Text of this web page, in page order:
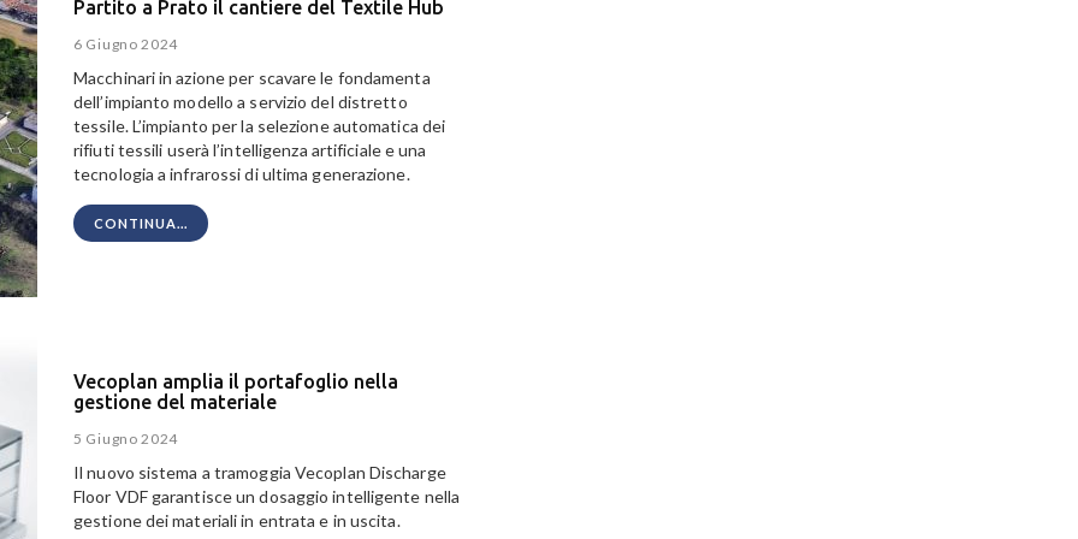
Partito a Prato il cantiere del Textile Hub
6 Giugno 2024
Macchinari in azione per scavare le fondamenta
dell’impianto modello a servizio del distretto
tessile. L’impianto per la selezione automatica dei
rifiuti tessili userà l’intelligenza artificiale e una
tecnologia a infrarossi di ultima generazione.
CONTINUA...
Vecoplan amplia il portafoglio nella
gestione del materiale
5 Giugno 2024
Il nuovo sistema a tramoggia Vecoplan Discharge
Floor VDF garantisce un dosaggio intelligente nella
gestione dei materiali in entrata e in uscita.